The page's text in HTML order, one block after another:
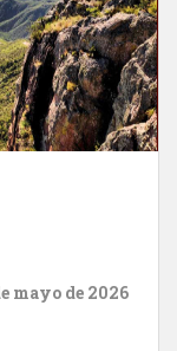
mayo de 2026